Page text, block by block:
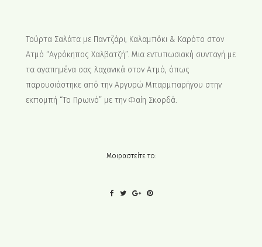
Τούρτα Σαλάτα με Παντζάρι, Καλαμπόκι & Καρότο στον
Ατμό “Αγρόκηπος Χαλβατζή”. Μια εντυπωσιακή συνταγή με
τα αγαπημένα σας λαχανικά στον Ατμό, όπως
παρουσιάστηκε από την Αργυρώ Μπαρμπαρήγου στην
εκπομπή “Το Πρωινό” με την Φαίη Σκορδά.
Μοιραστείτε το: